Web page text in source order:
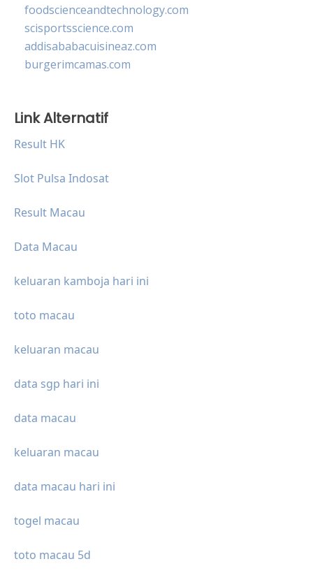
foodscienceandtechnology.com
scisportsscience.com
addisababacuisineaz.com
burgerimcamas.com
Link Alternatif
Result HK
Slot Pulsa Indosat
Result Macau
Data Macau
keluaran kamboja hari ini
toto macau
keluaran macau
data sgp hari ini
data macau
keluaran macau
data macau hari ini
togel macau
toto macau 5d